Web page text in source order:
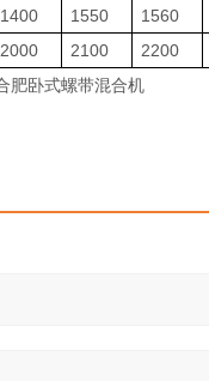
1400 1550 1560
2000 2100 2200